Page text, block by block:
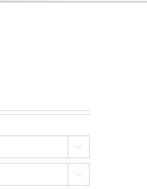

